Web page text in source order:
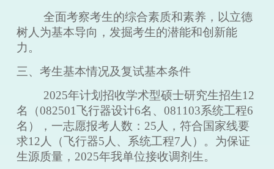
全面考察考生的综合素质和素养，以立德
树人为基本导向，发掘考生的潜能和创新能
力。
三、考生基本情况及复试基本条件
2025年计划招收学术型硕士研究生招生1 2
名（082501飞行器设计6名、 081103系统工程6
名），一志愿报考人数： 25 人，符合国家线要
求12 人 （飞行器5人、系统工程7人 ） 。为保证
生源质量， 2025年我单位接收调剂生。